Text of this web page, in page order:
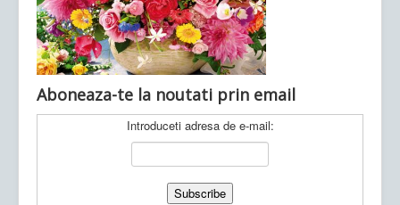
Aboneaza-te la noutati prin email
Introduceti adresa de e-mail: